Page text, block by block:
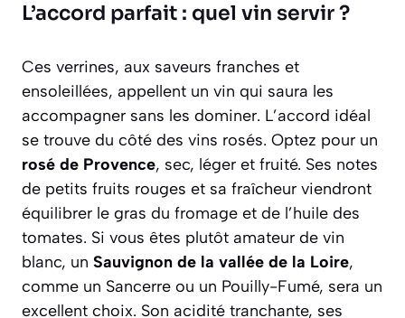
L’accord parfait : quel vin servir ?
Ces verrines, aux saveurs franches et
ensoleillées, appellent un vin qui saura les
accompagner sans les dominer. L’accord idéal
se trouve du côté des vins rosés. Optez pour un
rosé de Provence, sec, léger et fruité. Ses notes
de petits fruits rouges et sa fraîcheur viendront
équilibrer le gras du fromage et de l’huile des
tomates. Si vous êtes plutôt amateur de vin
blanc, un Sauvignon de la vallée de la Loire,
comme un Sancerre ou un Pouilly-Fumé, sera un
excellent choix. Son acidité tranchante, ses